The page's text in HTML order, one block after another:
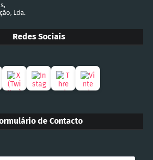
Lda.
Redes Sociais
de Contacto